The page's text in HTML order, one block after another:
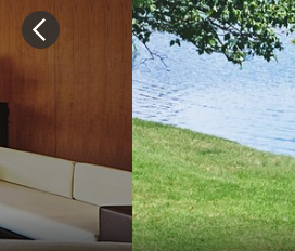
すべてのアイテム
指輪ショップ一覧